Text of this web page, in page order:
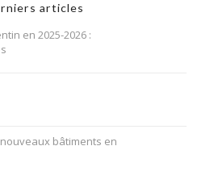
articles
en 2025-2026 :
bâtiments en